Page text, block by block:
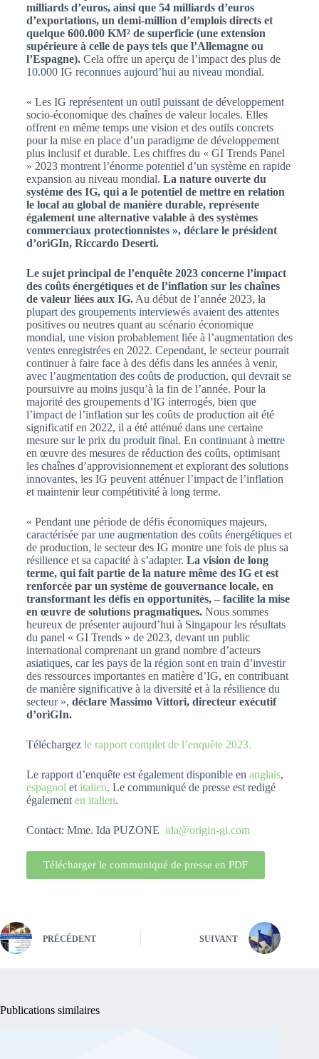
milliards d’euros, ainsi que 54 milliards d’euros
d’exportations, un demi-million d’emplois directs et
quelque 600.000 KM² de superficie (une extension
supérieure à celle de pays tels que l’Allemagne ou
l’Espagne).Cela offre un aperçu de l’impact des plus de
10.000 IG reconnues aujourd’hui au niveau mondial.
« Les IG représentent un outil puissant de développement
socio-économique des chaînes de valeur locales. Elles
offrent en même temps une vision et des outils concrets
pour la mise en place d’un paradigme de développement
plus inclusif et durable. Les chiffres du « GI Trends Panel
» 2023 montrent l’énorme potentiel d’un système en rapide
expansion au niveau mondial. La nature ouverte du
système des IG, qui a le potentiel de mettre en relation
le local au global de manière durable, représente
également une alternative valable à des systèmes
commerciaux protectionnistes », déclare le président
d’oriGIn, Riccardo Deserti.
Le sujet principal de l’enquête 2023 concerne l’impact
des coûts énergétiques et de l’inflation sur les chaînes
de valeur liées aux IG.Au début de l’année 2023, la
plupart des groupements interviewés avaient des attentes
positives ou neutres quant au scénario économique
mondial, une vision probablement liée à l’augmentation des
ventes enregistrées en 2022. Cependant, le secteur pourrait
continuer à faire face à des défis dans les années à venir,
avec l’augmentation des coûts de production, qui devrait se
poursuivre au moins jusqu’à la fin de l’année. Pour la
majorité des groupements d’IG interrogés, bien que
l’impact de l’inflation sur les coûts de production ait été
significatif en 2022, il a été atténué dans une certaine
mesure sur le prix du produit final. En continuant à mettre
en œuvre des mesures de réduction des coûts, optimisant
les chaînes d’approvisionnement et explorant des solutions
innovantes, les IG peuvent atténuer l’impact de l’inflation
et maintenir leur compétitivité à long terme.
« Pendant une période de défis économiques majeurs,
caractérisée par une augmentation des coûts énergétiques et
de production, le secteur des IG montre une fois de plus sa
résilience et sa capacité à s’adapter. La vision de long
terme, qui fait partie de la nature même des IG et est
renforcée par un système de gouvernance locale, en
transformant les défis en opportunités, – facilite la mise
en œuvre de solutions pragmatiques.Nous sommes
heureux de présenter aujourd’hui à Singapour les résultats
du panel « GI Trends » de 2023, devant un public
international comprenant un grand nombre d’acteurs
asiatiques, car les pays de la région sont en train d’investir
des ressources importantes en matière d’IG, en contribuant
de manière significative à la diversité et à la résilience du
secteur », déclare Massimo Vittori, directeur exécutif
d’oriGIn.
Téléchargez le rapport complet de l’enquête 2023.
Le rapport d’enquête est également disponible en anglais,
espagnol et italien. Le communiqué de presse est redigé
également en italien.
Contact: Mme. Ida PUZONE ida@origin-gi.com
Télécharger le communiqué de presse en PDF
PRÉCÉDENT SUIVANT
Publications similaires